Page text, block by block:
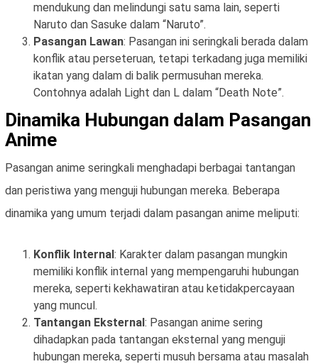
mendukung dan melindungi satu sama lain, seperti
Naruto dan Sasuke dalam “Naruto”.
Pasangan Lawan: Pasangan ini seringkali berada dalam
konflik atau perseteruan, tetapi terkadang juga memiliki
ikatan yang dalam di balik permusuhan mereka.
Contohnya adalah Light dan L dalam “Death Note”.
Dinamika Hubungan dalam Pasangan
Anime
Pasangan anime seringkali menghadapi berbagai tantangan
dan peristiwa yang menguji hubungan mereka. Beberapa
dinamika yang umum terjadi dalam pasangan anime meliputi:
Konflik Internal: Karakter dalam pasangan mungkin
memiliki konflik internal yang mempengaruhi hubungan
mereka, seperti kekhawatiran atau ketidakpercayaan
yang muncul.
Tantangan Eksternal: Pasangan anime sering
dihadapkan pada tantangan eksternal yang menguji
hubungan mereka, seperti musuh bersama atau masalah